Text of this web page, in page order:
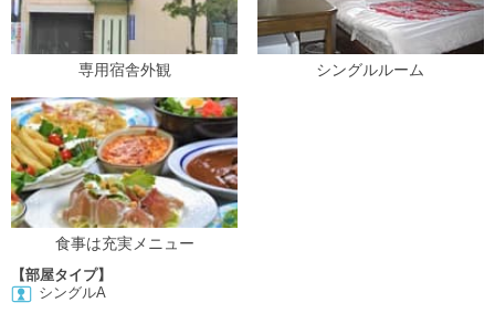
専用宿舎外観 シングルルーム
食事は充実メニュー
【部屋タイプ】
シングルA